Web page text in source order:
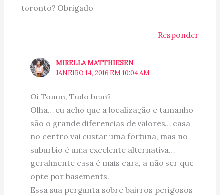
toronto? Obrigado
Responder
MIRELLA MATTHIESEN
JANEIRO 14, 2016 EM 10:04 AM
Oi Tomm, Tudo bem?
Olha… eu acho que a localização e tamanho
são o grande diferencias de valores… casa
no centro vai custar uma fortuna, mas no
suburbio é uma excelente alternativa…
geralmente casa é mais cara, a não ser que
opte por basements.
Essa sua pergunta sobre bairros perigosos